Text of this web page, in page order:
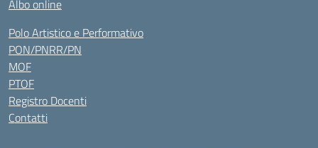
Albo online
Polo Artistico e Performativo
PON/PNRR/PN
MOF
PTOF
Registro Docenti
Contatti